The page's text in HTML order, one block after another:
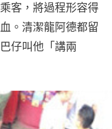
客，將過程形容得
。清潔龍阿德都留
仔叫他「講兩